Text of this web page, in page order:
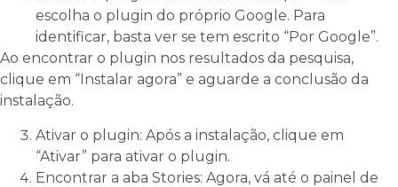
escolha o plugin do próprio Google. Para
identificar, basta ver se tem escrito “Por Google”.
Ao encontrar o plugin nos resultados da pesquisa,
clique em “Instalar agora” e aguarde a conclusão da
instalação.
Ativar o plugin: Após a instalação, clique em
“Ativar” para ativar o plugin.
Encontrar a aba Stories: Agora, vá até o painel de